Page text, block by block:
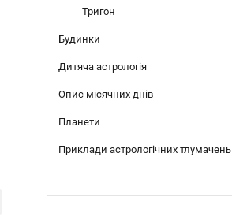
Тригон
Будинки
Дитяча астрологія
Опис місячних днів
Планети
Приклади астрологічних тлумачень